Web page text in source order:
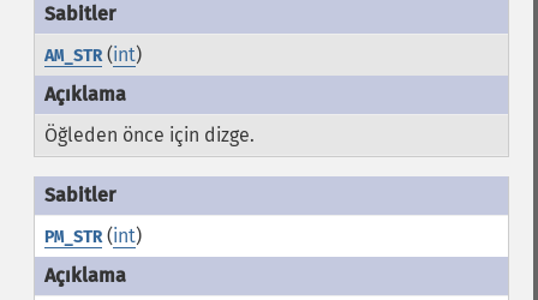
AM_STR(int)
Öğleden önce için dizge.
PM_STR(int)